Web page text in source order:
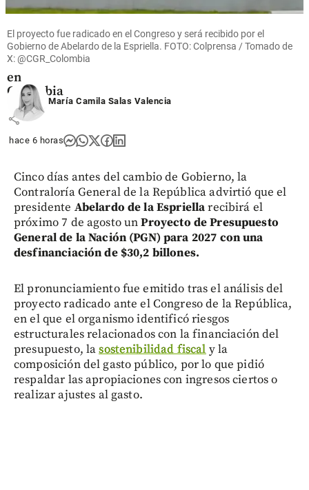
Morris,
a
embajador
de EE. UU.
en
Colombia
share
El proyecto fue radicado en el Congreso y será recibido por el
Gobierno de Abelardo de la Espriella. FOTO: Colprensa / Tomado de
X: @CGR_Colombia
María Camila Salas Valencia
hace 6 horas
Cinco días antes del cambio de Gobierno, la
Contraloría General de la República advirtió que el
presidente Abelardo de la Espriellarecibirá el
próximo 7 de agosto unProyecto de Presupuesto
General de la Nación (PGN) para 2027 con una
desfinanciación de $30,2 billones.
El pronunciamiento fue emitido tras el análisis del
proyecto radicado ante el Congreso de la República,
en el que el organismo identificó riesgos
estructurales relacionados con la financiación del
presupuesto, lasostenibilidad fiscal y la
composición del gasto público, por lo que pidió
respaldar las apropiaciones con ingresos ciertos o
realizar ajustes al gasto.